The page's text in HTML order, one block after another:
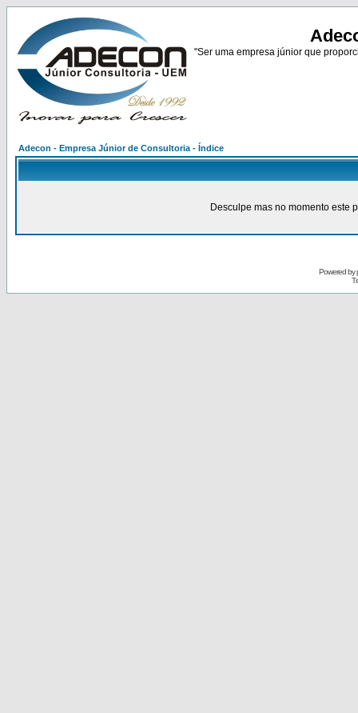
"Ser uma empresa júnior que
Adecon - Empresa Júnior de Consultoria - Índice
Desculpe mas no momento este
Powered by